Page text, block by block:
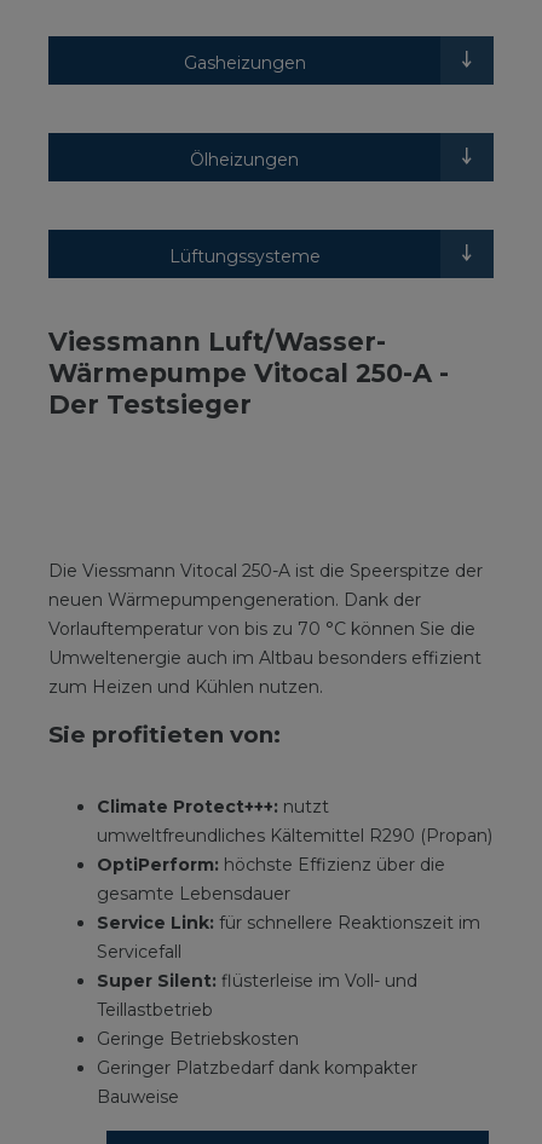
Gasheizungen
Ölheizungen
Lüftungssysteme
Viessmann Luft/Wasser-
Wärmepumpe Vitocal 250-A -
Der Testsieger
Die Viessmann Vitocal 250-A ist die Speerspitze der
neuen Wärmepumpengeneration. Dank der
Vorlauftemperatur von bis zu 70 °C können Sie die
Umweltenergie auch im Altbau besonders effizient
zum Heizen und Kühlen nutzen.
Sie profitieten von:
Climate Protect+++: nutzt
umweltfreundliches Kältemittel R290 (Propan)
OptiPerform: höchste Effizienz über die
gesamte Lebensdauer
Service Link: für schnellere Reaktionszeit im
Servicefall
Super Silent: flüsterleise im Voll- und
Teillastbetrieb
Geringe Betriebskosten
Geringer Platzbedarf dank kompakter
Bauweise